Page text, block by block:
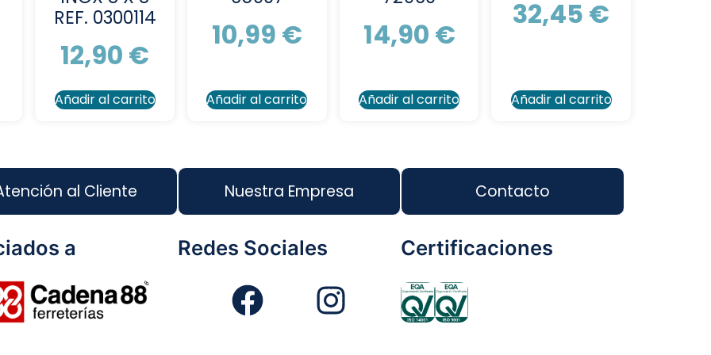
REF. 0300114
12,90 €
Añadir al carrito
10,99 €
Añadir al carrito
14,90 €
Añadir al carrito
32,45 €
Añadir al carrito
al Cliente
a
Nuestra Empresa
Redes Sociales
Contacto
Certificaciones